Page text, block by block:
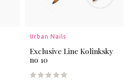
Urban Nails
Exclusive Line Kolinksky
no 10